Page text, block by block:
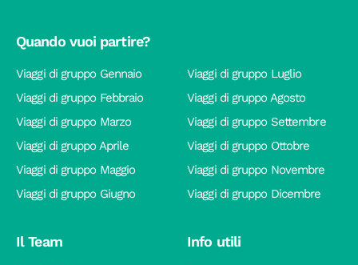
Quando vuoi partire?
Viaggi di gruppo Gennaio
Viaggi di gruppo Febbraio
Viaggi di gruppo Marzo
Viaggi di gruppo Aprile
Viaggi di gruppo Maggio
Viaggi di gruppo Giugno
Viaggi di gruppo Luglio
Viaggi di gruppo Agosto
Viaggi di gruppo Settembre
Viaggi di gruppo Ottobre
Viaggi di gruppo Novembre
Viaggi di gruppo Dicembre
Il Team Info utili